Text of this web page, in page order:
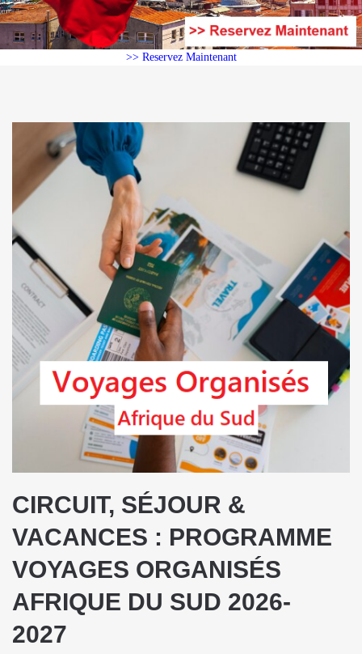
>> Reservez Maintenant
CIRCUIT, SÉJOUR &
VACANCES : PROGRAMME
VOYAGES ORGANISÉS
AFRIQUE DU SUD 2026-
2027